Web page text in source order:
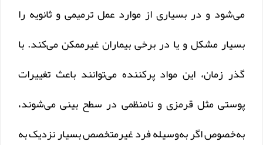
می‌شود و در بسیاری از موارد عمل ترمیمی و ثانویه را
بسیار مشکل و یا در برخی بیماران غیرممکن می‌کند. با
گذر زمان، این مواد پرکننده می‌توانند باعث تغییرات
پوستی مثل قرمزی و نامنظمی در سطح بینی می‌شوند،
به‌خصوص اگر به‌وسیله فرد غیرمتخصص بسیار نزدیک به